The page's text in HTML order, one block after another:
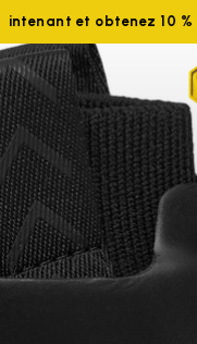
nous maintenant et